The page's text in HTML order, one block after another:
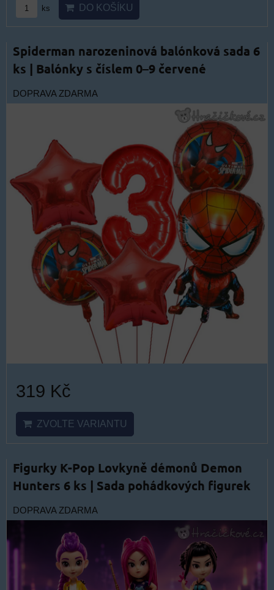
ks DO KOŠÍKU
Spiderman narozeninová balónková sada 6
ks | Balónky s číslem 0–9 červené
DOPRAVA ZDARMA
319 Kč
ZVOLTE VARIANTU
Figurky K-Pop Lovkyně démonů Demon
Hunters 6 ks | Sada pohádkových figurek
DOPRAVA ZDARMA